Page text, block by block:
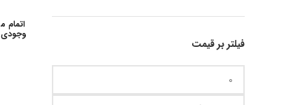
فیلتر بر قیمت
اتمام م
وجودی